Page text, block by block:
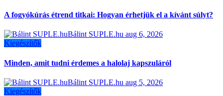
A fogyókúrás étrend titkai: Hogyan érhetjük el a kívánt súlyt?
Bálint SUPLE.hu aug 6, 2026
Kiegészítők
Minden, amit tudni érdemes a halolaj kapszuláról
Bálint SUPLE.hu aug 5, 2026
Kiegészítők